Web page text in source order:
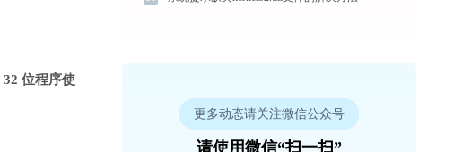
位程序使
更多动态请关注微信公众号
请使用微信“扫一扫”